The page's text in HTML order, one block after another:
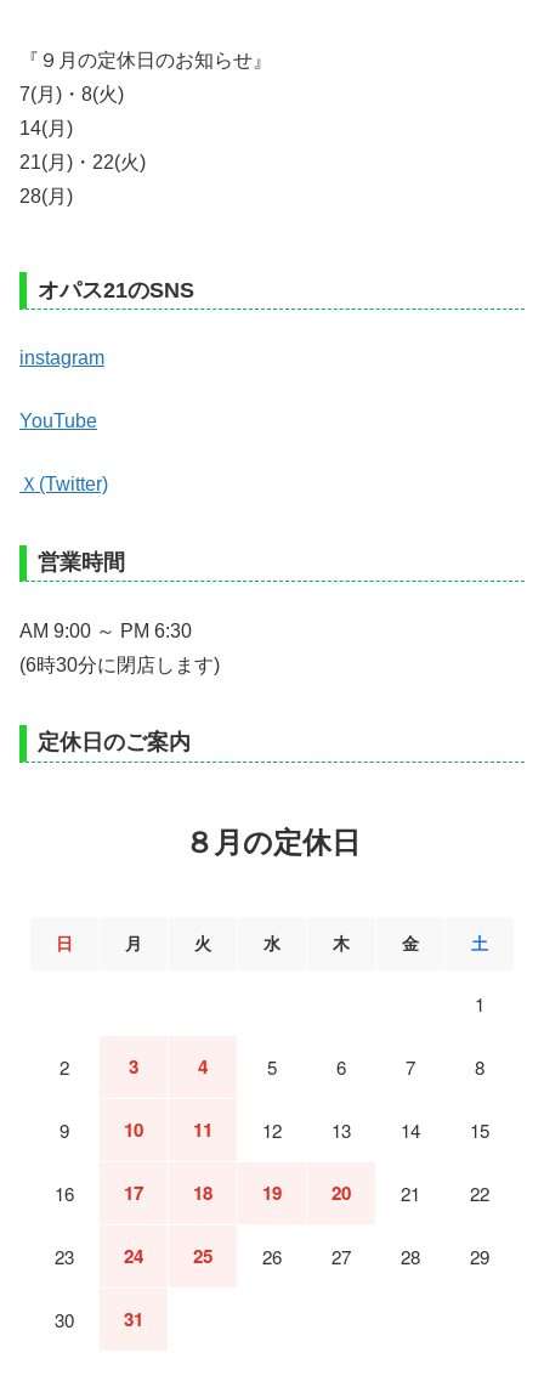
『９月の定休日のお知らせ』
7(月)・8(火)
14(月)
21(月)・22(火)
28(月)
オパス21のSNS
instagram
YouTube
Ｘ(Twitter)
営業時間
AM 9:00 ～ PM 6:30
(6時30分に閉店します)
定休日のご案内
８月の定休日
日 月 火 水 木 金 土
1
2 3 4 5 6 7 8
9 10 11 12 13 14 15
16 17 18 19 20 21 22
23 24 25 26 27 28 29
30 31